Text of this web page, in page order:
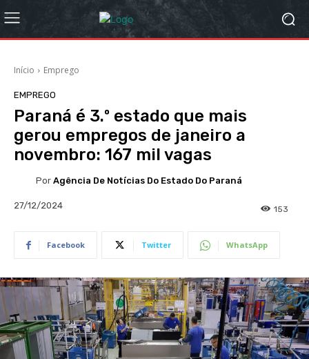
Início Emprego
EMPREGO
Paraná é 3.º estado que mais
gerou empregos de janeiro a
novembro: 167 mil vagas
Por Agência De Notícias Do Estado Do Paraná
27/12/2024 153
Facebook Twitter WhatsApp